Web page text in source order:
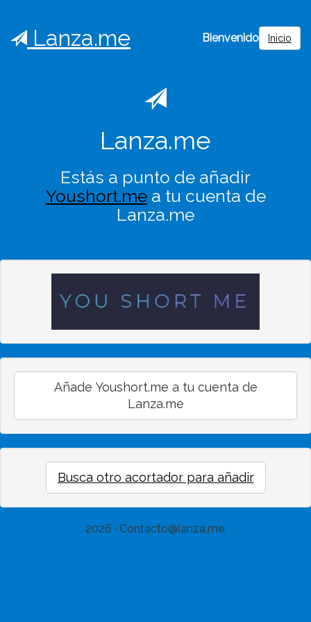
Lanza.me Bienvenido Inicio
Lanza.me
Estás a punto de añadir
Youshort.mea tu cuenta de
Lanza.me
Añade Youshort.me a tu cuenta de
Lanza.me
Busca otro acortador para añadir
2026 · Contacto@lanza.me.